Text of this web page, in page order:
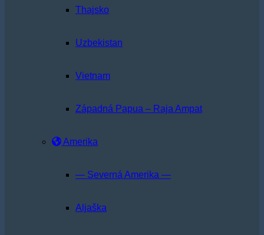
Thajsko
Uzbekistan
Vietnam
Západná Papua – Raja Ampat
Amerika
— Severná Amerika —
Aljaška